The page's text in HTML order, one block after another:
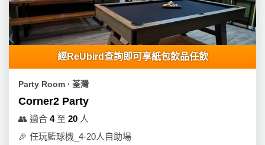
經ReUbird查詢即可享紙包飲品任飲
Party Room ∙ 荃灣
Corner2 Party
👥 適合 4至 20 人
🎉 任玩籃球機_4-20人自助場